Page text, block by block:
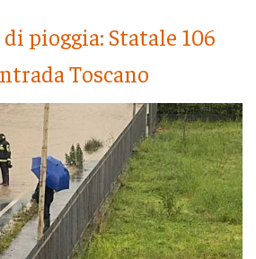
pioggia: Statale 106
Toscano